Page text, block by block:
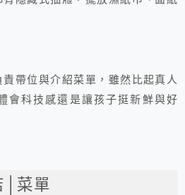
帶位與介紹菜單，雖然比起真人
會科技感還是讓孩子挺新鮮與好
│菜單